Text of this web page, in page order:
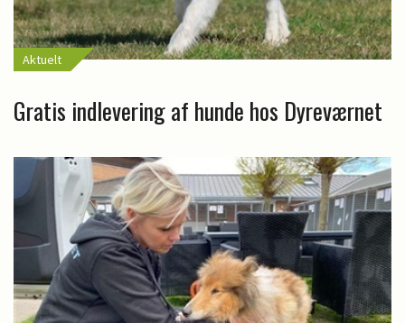
Aktuelt
Gratis indlevering af hunde hos Dyreværnet